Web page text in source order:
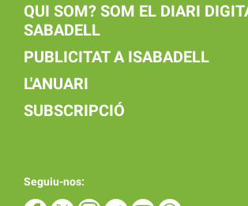
QUI SOM? SOM EL DIARI
SABADELL
PUBLICITAT A ISABADELL
L'ANUARI
SUBSCRIPCIÓ
Seguiu-nos: